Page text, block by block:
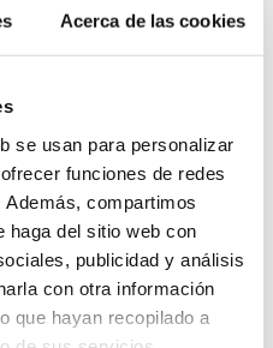
Acerca de las cookies
se usan para personalizar
funciones de redes
compartimos
haga del sitio web con
publicidad y análisis
con otra información
que hayan recopilado a
muy resistente a las